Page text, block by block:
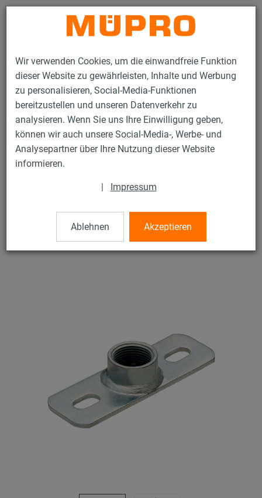
Wir verwenden Cookies, um die einwandfreie Funktion
dieser Website zu gewährleisten, Inhalte und Werbung
zu personalisieren, Social-Media-Funktionen
bereitzustellen und unseren Datenverkehr zu
analysieren. Wenn Sie uns Ihre Einwilligung geben,
können wir auch unsere Social-Media-, Werbe- und
Analysepartner über Ihre Nutzung dieser Website
informieren.
| Impressum
Ablehnen Akzeptieren
Kontakt
Produkte Befestigungstechnik
Edelstahlprodukte
Edelstahl-Montageteile
Grundplatten mit Muffe
Grundplatten mit Muffe
V4A Grundplatte Größe 2 mit aufgeschweißter Muffe 1/2"